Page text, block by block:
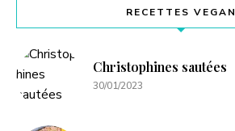
RECETTES VEGAN
Christophines sautées
30/01/2023